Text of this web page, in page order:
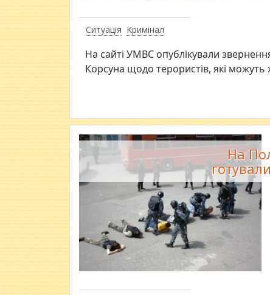
Ситуація Кримінал
На сайті УМВС опублікували
Корсуна щодо терористів, які можуть
На